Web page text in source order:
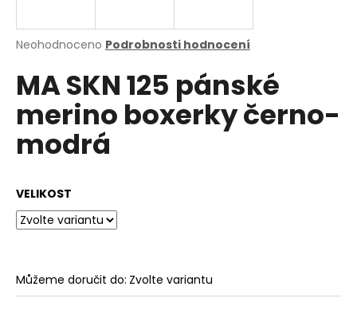
Průměrné
produktu
je
5
hvězdiček.
Neohodnoceno Podrobnosti hodnocení
MA SKN 125 pánské
merino boxerky černo-
modrá
VELIKOST
Můžeme doručit do: Zvolte variantu
j
t
?
o
p